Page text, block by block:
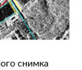
снимка